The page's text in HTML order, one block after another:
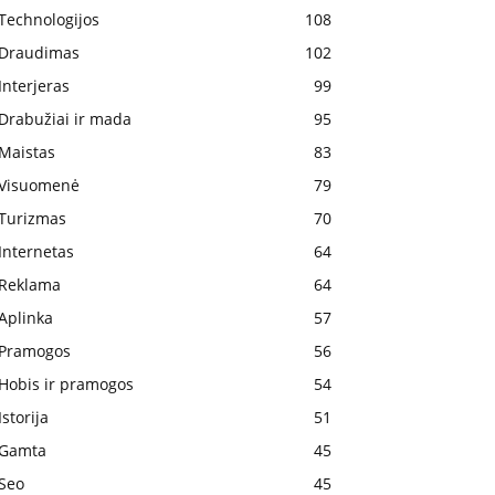
108
102
99
ir mada
95
83
79
70
64
64
57
56
ir pramogos
54
51
45
45